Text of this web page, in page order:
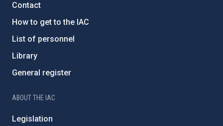
Contact
How to get to the IAC
List of personnel
Library
General register
ABOUT THE IAC
Legislation